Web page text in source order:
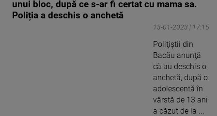
unui bloc, după ce s-ar fi certat cu mama sa.
Poliția a deschis o anchetă
13-01-2023 | 17:15
Poliţiştii din
Bacău anunţă
că au deschis o
anchetă, după o
adolescentă în
vârstă de 13 ani
a căzut de la ...